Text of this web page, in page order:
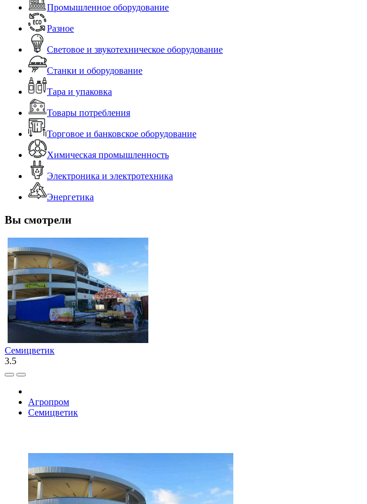
Промышленное оборудование
Разное
Световое и звукотехническое оборудование
Станки и оборудование
Тара и упаковка
Товары потребления
Торговое и банковское оборудование
Химическая промышленность
Электроника и электротехника
Энергетика
Вы смотрели
Семицветик
3.5
Агропром
Семицветик